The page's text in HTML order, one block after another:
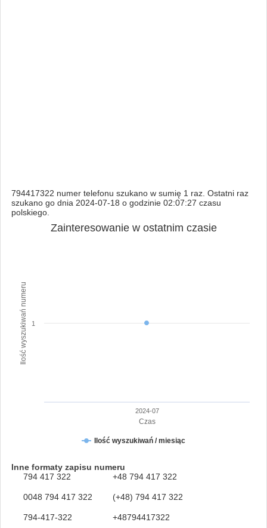
794417322 numer telefonu szukano w sumię 1 raz. Ostatni raz
szukano go dnia 2024-07-18 o godzinie 02:07:27 czasu
polskiego.
Czas
Ilość wyszukiwań numeru
Zainteresowanie w ostatnim czasie
Ilość wyszukiwań / miesiąc
2024-07
1
Inne formaty zapisu numeru
794 417 322
+48 794 417 322
0048 794 417 322 (+48) 794 417 322
794-417-322 +48794417322